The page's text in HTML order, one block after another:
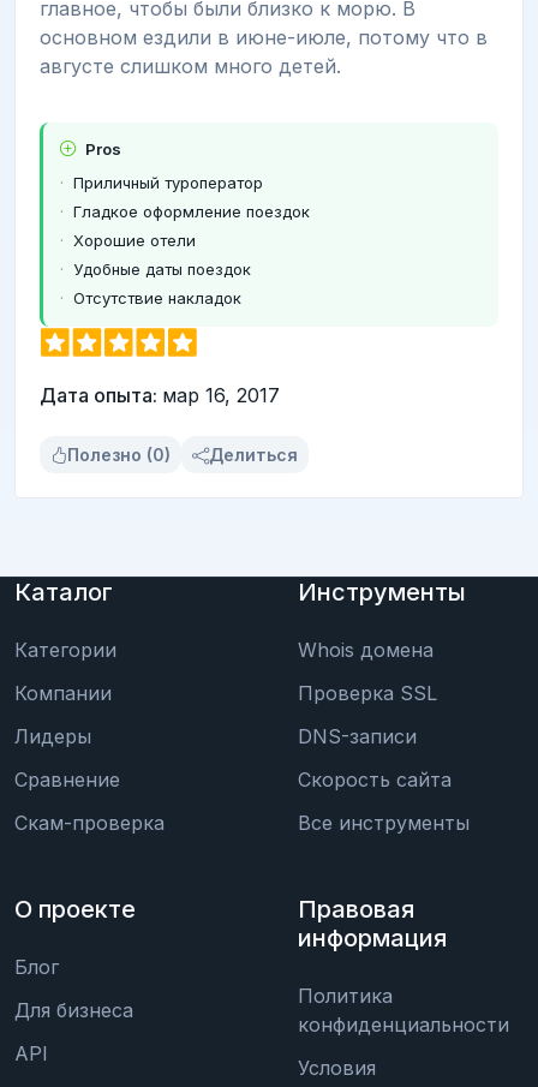
главное, чтобы были близко к морю. В
основном ездили в июне-июле, потому что в
августе слишком много детей.
Pros
Приличный туроператор
Гладкое оформление поездок
Хорошие отели
Удобные даты поездок
Отсутствие накладок
Дата опыта: мар 16, 2017
Полезно (0) Делиться
Каталог
Категории
Компании
Лидеры
Сравнение
Скам-проверка
Инструменты
Whois домена
Проверка SSL
DNS-записи
Скорость сайта
Все инструменты
О проекте
Блог
Для бизнеса
API
Правовая
информация
Политика
конфиденциальности
Условия